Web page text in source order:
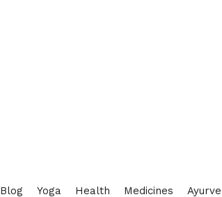
Blog Yoga Health Medicines